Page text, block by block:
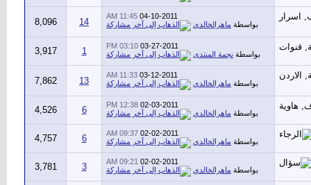
04-10-2011
11:45 AM
بواسطة ماهرالخالدي 14
8,096
03-27-2011
03:10 PM
بواسطة نجمة المنتدى 1
3,917
03-12-2011
11:33 AM
بواسطة ماهرالخالدي 13
7,862
02-03-2011
12:38 PM
بواسطة ماهرالخالدي 6
4,526
02-02-2011
09:37 AM
بواسطة ماهرالخالدي 6
4,757
02-02-2011
09:21 AM
بواسطة ماهرالخالدي 3
3,781